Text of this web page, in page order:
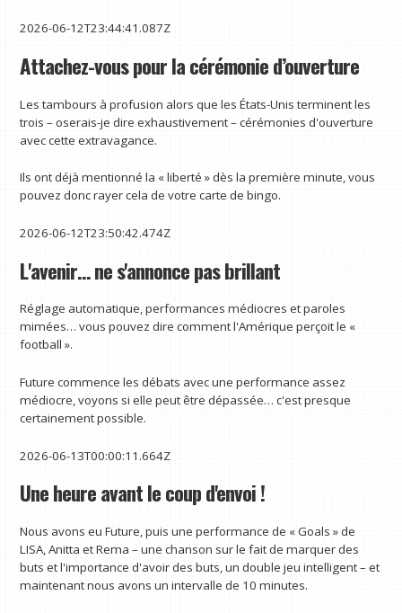
2026-06-12T23:44:41.087Z
Attachez-vous pour la cérémonie d’ouverture
Les tambours à profusion alors que les États-Unis terminent les
trois – oserais-je dire exhaustivement – cérémonies d'ouverture
avec cette extravagance.
Ils ont déjà mentionné la « liberté » dès la première minute, vous
pouvez donc rayer cela de votre carte de bingo.
2026-06-12T23:50:42.474Z
L'avenir… ne s'annonce pas brillant
Réglage automatique, performances médiocres et paroles
mimées… vous pouvez dire comment l'Amérique perçoit le «
football ».
Future commence les débats avec une performance assez
médiocre, voyons si elle peut être dépassée… c'est presque
certainement possible.
2026-06-13T00:00:11.664Z
Une heure avant le coup d'envoi !
Nous avons eu Future, puis une performance de « Goals » de
LISA, Anitta et Rema – une chanson sur le fait de marquer des
buts et l'importance d'avoir des buts, un double jeu intelligent – et
maintenant nous avons un intervalle de 10 minutes.